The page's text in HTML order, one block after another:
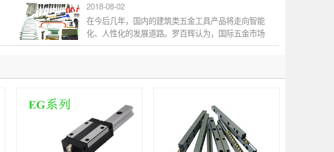
2018-08-02
在今后几年，国内的建筑类五金工具产品将走向智能
化、人性化的发展道路。罗百辉认为，国际五金市场
动态，发达国家已将中、低档产品加速向第三世界...